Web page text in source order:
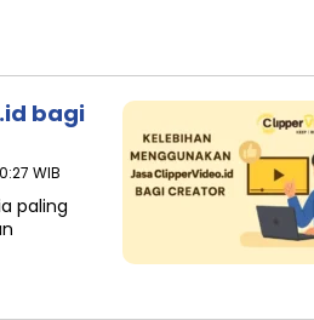
bagi
WIB
paling